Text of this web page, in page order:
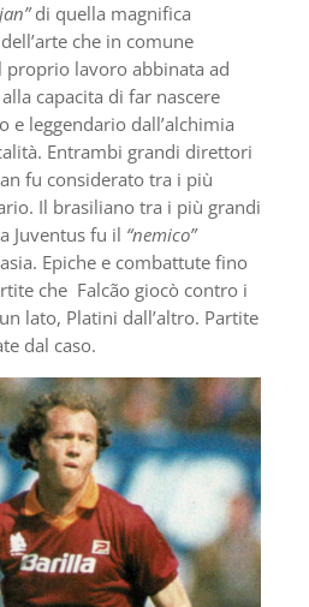
di quella magnifica
che in comune
proprio lavoro abbinata ad
capacita di far nascere
e leggendario dall’alchimia
Entrambi grandi direttori
fu considerato tra i più
Il brasiliano tra i più grandi
Juventus fu il “nemico”
Epiche e combattute fino
che Falcão giocò contro i
lato, Platini dall’altro. Partite
dal caso.